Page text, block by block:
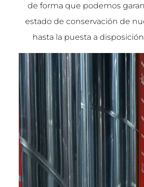
de forma que podemos
estado de conservación de
hasta la puesta a